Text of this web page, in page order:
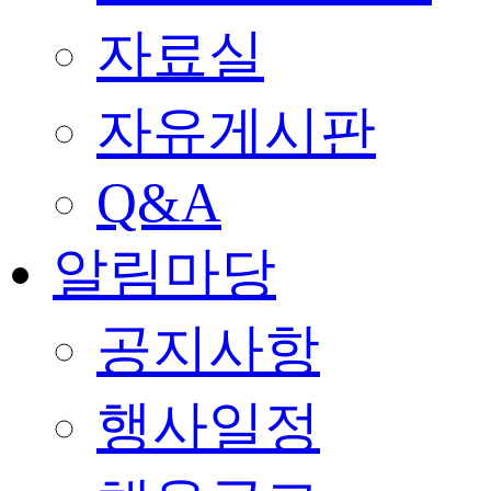
자료실
자유게시판
Q&A
알림마당
공지사항
행사일정